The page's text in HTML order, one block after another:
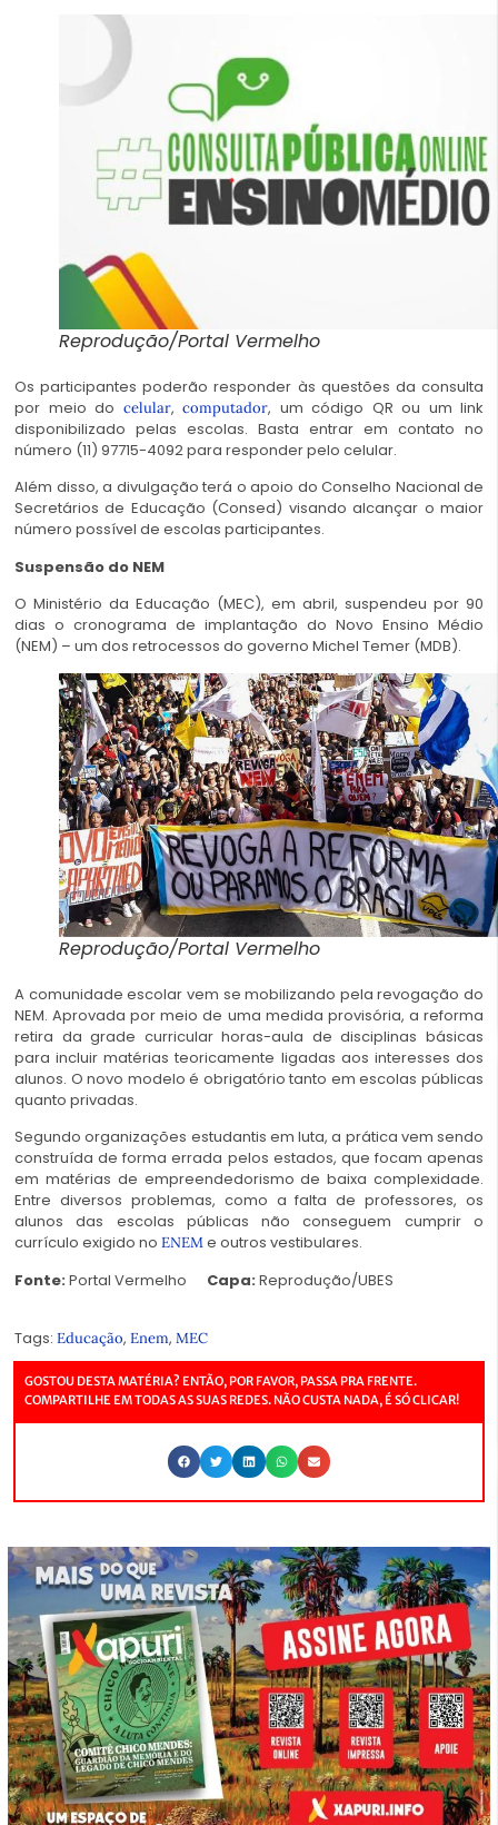
Reprodução/Portal Vermelho
Os participantes poderão responder às questões da consulta
por meio do celular, computador, um código QR ou um link
disponibilizado pelas escolas. Basta entrar em contato no
número (11) 97715-4092 para responder pelo celular.
Além disso, a divulgação terá o apoio do Conselho Nacional de
Secretários de Educação (Consed) visando alcançar o maior
número possível de escolas participantes.
Suspensão do NEM
O Ministério da Educação (MEC), em abril, suspendeu por 90
dias o cronograma de implantação do Novo Ensino Médio
(NEM) – um dos retrocessos do governo Michel Temer (MDB).
Reprodução/Portal Vermelho
A comunidade escolar vem se mobilizando pela revogação do
NEM. Aprovada por meio de uma medida provisória, a reforma
retira da grade curricular horas-aula de disciplinas básicas
para incluir matérias teoricamente ligadas aos interesses dos
alunos. O novo modelo é obrigatório tanto em escolas públicas
quanto privadas.
Segundo organizações estudantis em luta, a prática vem sendo
construída de forma errada pelos estados, que focam apenas
em matérias de empreendedorismo de baixa complexidade.
Entre diversos problemas, como a falta de professores, os
alunos das escolas públicas não conseguem cumprir o
currículo exigido no ENEMe outros vestibulares.
Fonte: Portal Vermelho Capa: Reprodução/UBES
Tags: Educação, Enem, MEC
GOSTOU DESTA MATÉRIA? ENTÃO, POR FAVOR, PASSA PRA FRENTE.
COMPARTILHE EM TODAS AS SUAS REDES. NÃO CUSTA NADA, É SÓ CLICAR!